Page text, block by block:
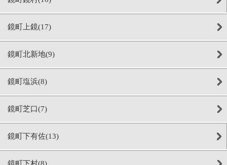
鏡町上鏡(17)
鏡町北新地(9)
鏡町塩浜(8)
鏡町芝口(7)
鏡町下有佐(13)
鏡町下村(8)